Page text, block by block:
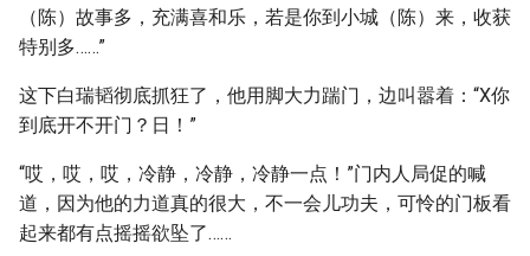
（陈）故事多，充满喜和乐，若是你到小城（陈）来，收获
特别多……”
这下白瑞韬彻底抓狂了，他用脚大力踹门，边叫嚣着：“X你
到底开不开门？日！”
“哎，哎，哎，冷静，冷静，冷静一点！”门内人局促的喊
道，因为他的力道真的很大，不一会儿功夫，可怜的门板看
起来都有点摇摇欲坠了……